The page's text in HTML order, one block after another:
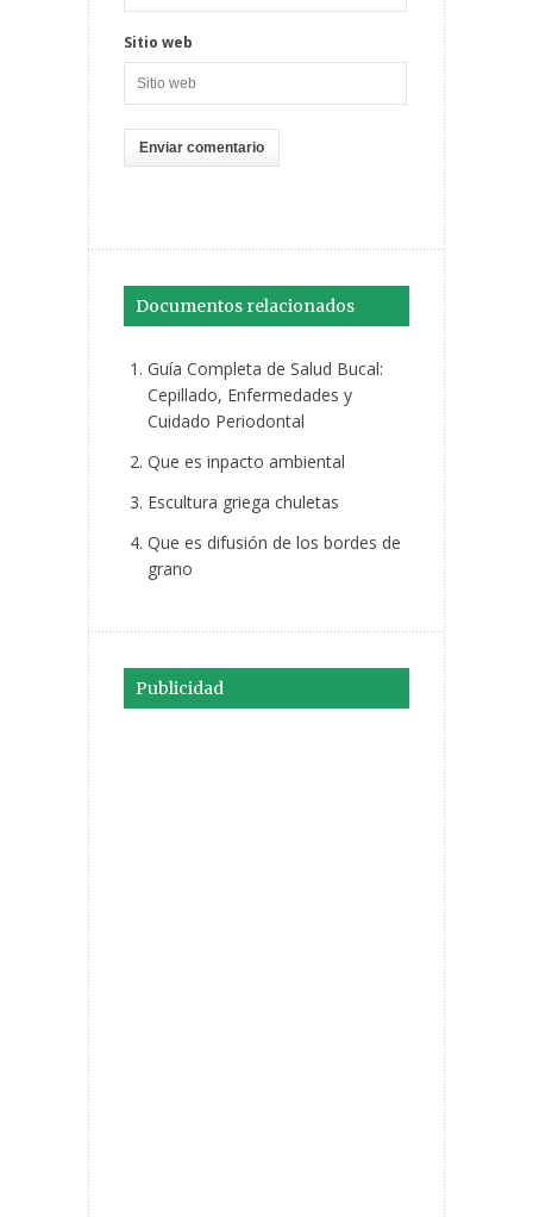
Sitio web
Documentos relacionados
Guía Completa de Salud Bucal:
Cepillado, Enfermedades y
Cuidado Periodontal
Que es inpacto ambiental
Escultura griega chuletas
Que es difusión de los bordes de
grano
Publicidad